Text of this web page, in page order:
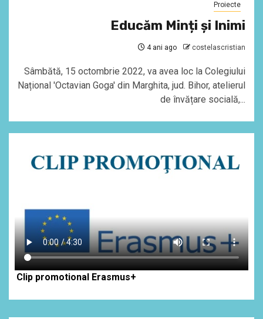
Proiecte
Educăm Minți și Inimi
4 ani ago costelascristian
Sâmbătă, 15 octombrie 2022, va avea loc la Colegiului
Național 'Octavian Goga' din Marghita, jud. Bihor, atelierul
de învățare socială,...
Clip promotional Erasmus+